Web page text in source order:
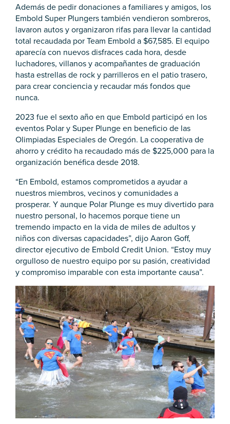
Además de pedir donaciones a familiares y amigos, los
Embold Super Plungers también vendieron sombreros,
lavaron autos y organizaron rifas para llevar la cantidad
total recaudada por Team Embold a $67,585. El equipo
aparecía con nuevos disfraces cada hora, desde
luchadores, villanos y acompañantes de graduación
hasta estrellas de rock y parrilleros en el patio trasero,
para crear conciencia y recaudar más fondos que
nunca.
2023 fue el sexto año en que Embold participó en los
eventos Polar y Super Plunge en beneficio de las
Olimpiadas Especiales de Oregón. La cooperativa de
ahorro y crédito ha recaudado más de $225,000 para la
organización benéfica desde 2018.
“En Embold, estamos comprometidos a ayudar a
nuestros miembros, vecinos y comunidades a
prosperar. Y aunque Polar Plunge es muy divertido para
nuestro personal, lo hacemos porque tiene un
tremendo impacto en la vida de miles de adultos y
niños con diversas capacidades”, dijo Aaron Goff,
director ejecutivo de Embold Credit Union. “Estoy muy
orgulloso de nuestro equipo por su pasión, creatividad
y compromiso imparable con esta importante causa”.